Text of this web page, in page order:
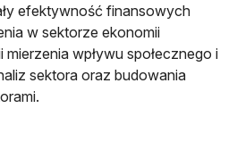
efektywność finansowych
w sektorze ekonomii
wpływu społecznego i
sektora oraz budowania